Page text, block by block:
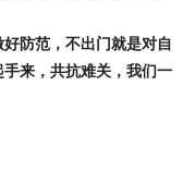
防范，不出门就是对自
来，共抗难关，我们一